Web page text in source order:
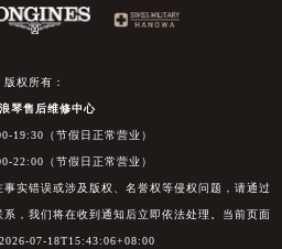
版权所有：
琴售后维修中心
19:30（节假日正常营业）
22:00（节假日正常营业）
实错误或涉及版权、名誉权等侵权问题，请通过
，我们将在收到通知后立即依法处理。当前页面
07-18T15:43:06+08:00